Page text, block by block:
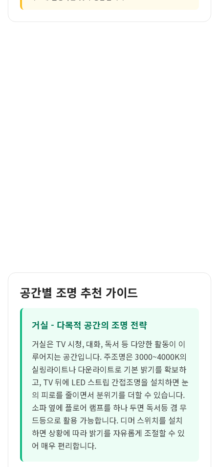
공간별 조명 추천 가이드
거실 - 다목적 공간의 조명 전략
거실은 TV 시청, 대화, 독서 등 다양한 활동이 이
루어지는 공간입니다. 주조명은 3000~4000K의
실링라이트나 다운라이트로 기본 밝기를 확보하
고, TV 뒤에 LED 스트립 간접조명을 설치하면 눈
의 피로를 줄이면서 분위기를 더할 수 있습니다.
소파 옆에 플로어 램프를 하나 두면 독서등 겸 무
드등으로 활용 가능합니다. 디머 스위치를 설치
하면 상황에 따라 밝기를 자유롭게 조절할 수 있
어 매우 편리합니다.